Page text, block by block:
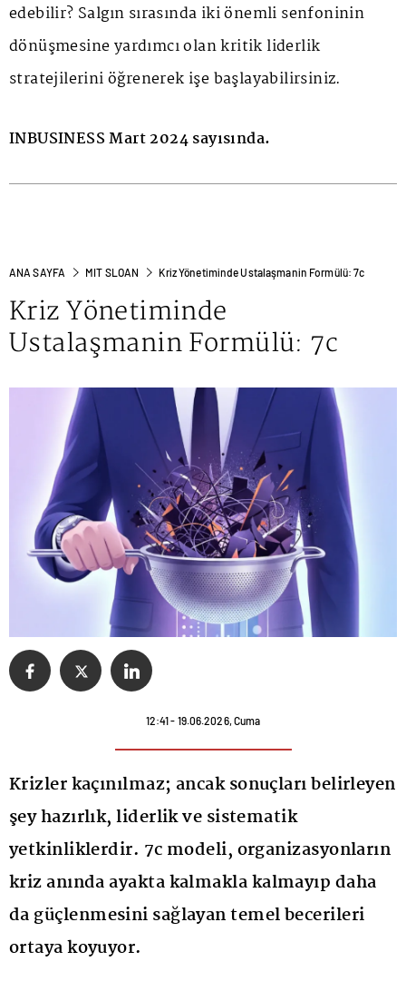
edebilir? Salgın sırasında iki önemli senfoninin
dönüşmesine yardımcı olan kritik liderlik
stratejilerini öğrenerek işe başlayabilirsiniz.
INBUSINESS Mart 2024 sayısında.
ANA SAYFA MIT SLOAN Kriz Yönetiminde Ustalaşmanin Formülü: 7c
Kriz Yönetiminde
Ustalaşmanin Formülü: 7c
12:41 - 19.06.2026, Cuma
Krizler kaçınılmaz; ancak sonuçları belirleyen
şey hazırlık, liderlik ve sistematik
yetkinliklerdir. 7c modeli, organizasyonların
kriz anında ayakta kalmakla kalmayıp daha
da güçlenmesini sağlayan temel becerileri
ortaya koyuyor.